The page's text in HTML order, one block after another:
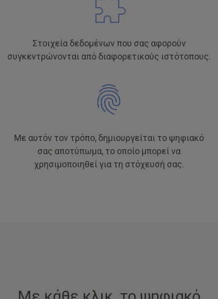
Στοιχεία δεδομένων που σας αφορούν
συγκεντρώνονται από διαφορετικούς ιστότοπους.
Με αυτόν τον τρόπο, δημιουργείται το ψηφιακό
σας αποτύπωμα, το οποίο μπορεί να
χρησιμοποιηθεί για τη στόχευσή σας.